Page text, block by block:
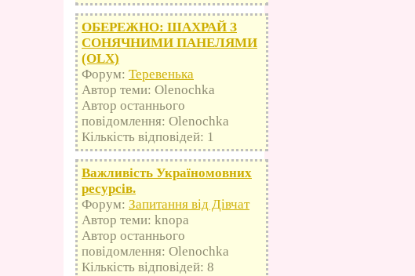
ОБЕРЕЖНО: ШАХРАЙ З
СОНЯЧНИМИ ПАНЕЛЯМИ
(OLX)
Форум: Теревенька
Автор теми: Olenochka
Автор останнього
повідомлення: Olenochka
Кількість відповідей: 1
Важливість Україномовних
ресурсів.
Форум: Запитання від Дівчат
Автор теми: knopa
Автор останнього
повідомлення: Olenochka
Кількість відповідей: 8